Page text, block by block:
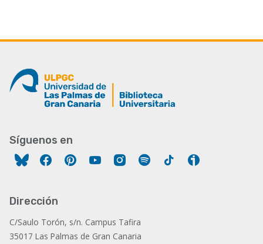
Síguenos en
FacebookPinterestYouTubeInstagram
Spotify Tiktok
Dirección
C/Saulo Torón, s/n. Campus Tafira
35017 Las Palmas de Gran Canaria